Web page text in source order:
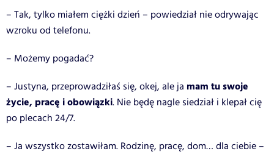
– Tak, tylko miałem ciężki dzień – powiedział nie odrywając
wzroku od telefonu.
– Możemy pogadać?
– Justyna, przeprowadziłaś się, okej, ale ja mam tu swoje
życie, pracę i obowiązki. Nie będę nagle siedział i klepał cię
po plecach 24/7.
– Ja wszystko zostawiłam. Rodzinę, pracę, dom… dla ciebie –